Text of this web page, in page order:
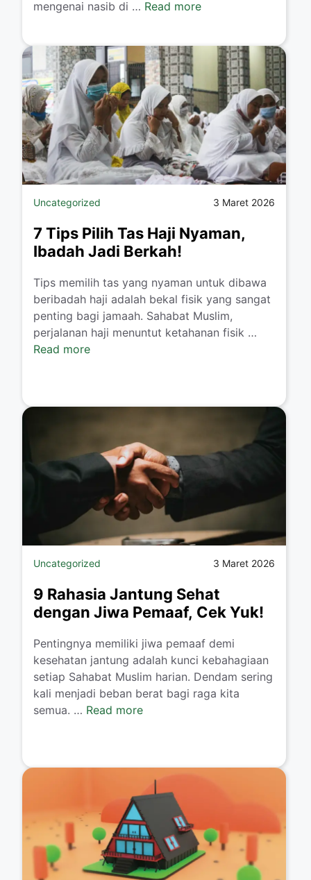
mengenai nasib di … Read more
Uncategorized 3 Maret 2026
7 Tips Pilih Tas Haji Nyaman,
Ibadah Jadi Berkah!
Tips memilih tas yang nyaman untuk dibawa
beribadah haji adalah bekal fisik yang sangat
penting bagi jamaah. Sahabat Muslim,
perjalanan haji menuntut ketahanan fisik …
Read more
Uncategorized 3 Maret 2026
9 Rahasia Jantung Sehat
dengan Jiwa Pemaaf, Cek Yuk!
Pentingnya memiliki jiwa pemaaf demi
kesehatan jantung adalah kunci kebahagiaan
setiap Sahabat Muslim harian. Dendam sering
kali menjadi beban berat bagi raga kita
semua. … Read more